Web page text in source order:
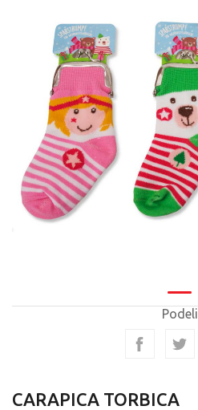
Podeli
CARAPICA TORBICA